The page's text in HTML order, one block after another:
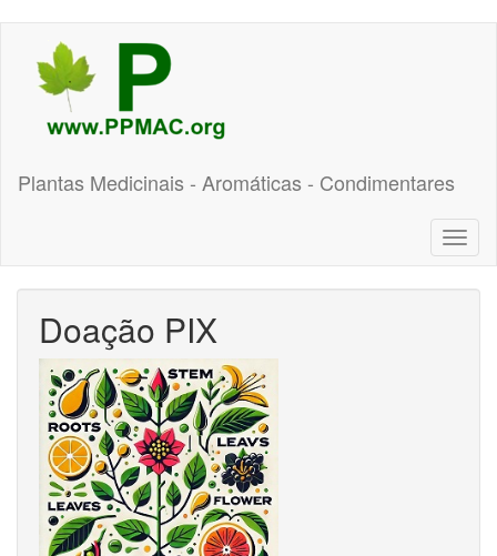
conteúdo
principal
Plantas Medicinais - Aromáticas - Condimentares
Doação PIX